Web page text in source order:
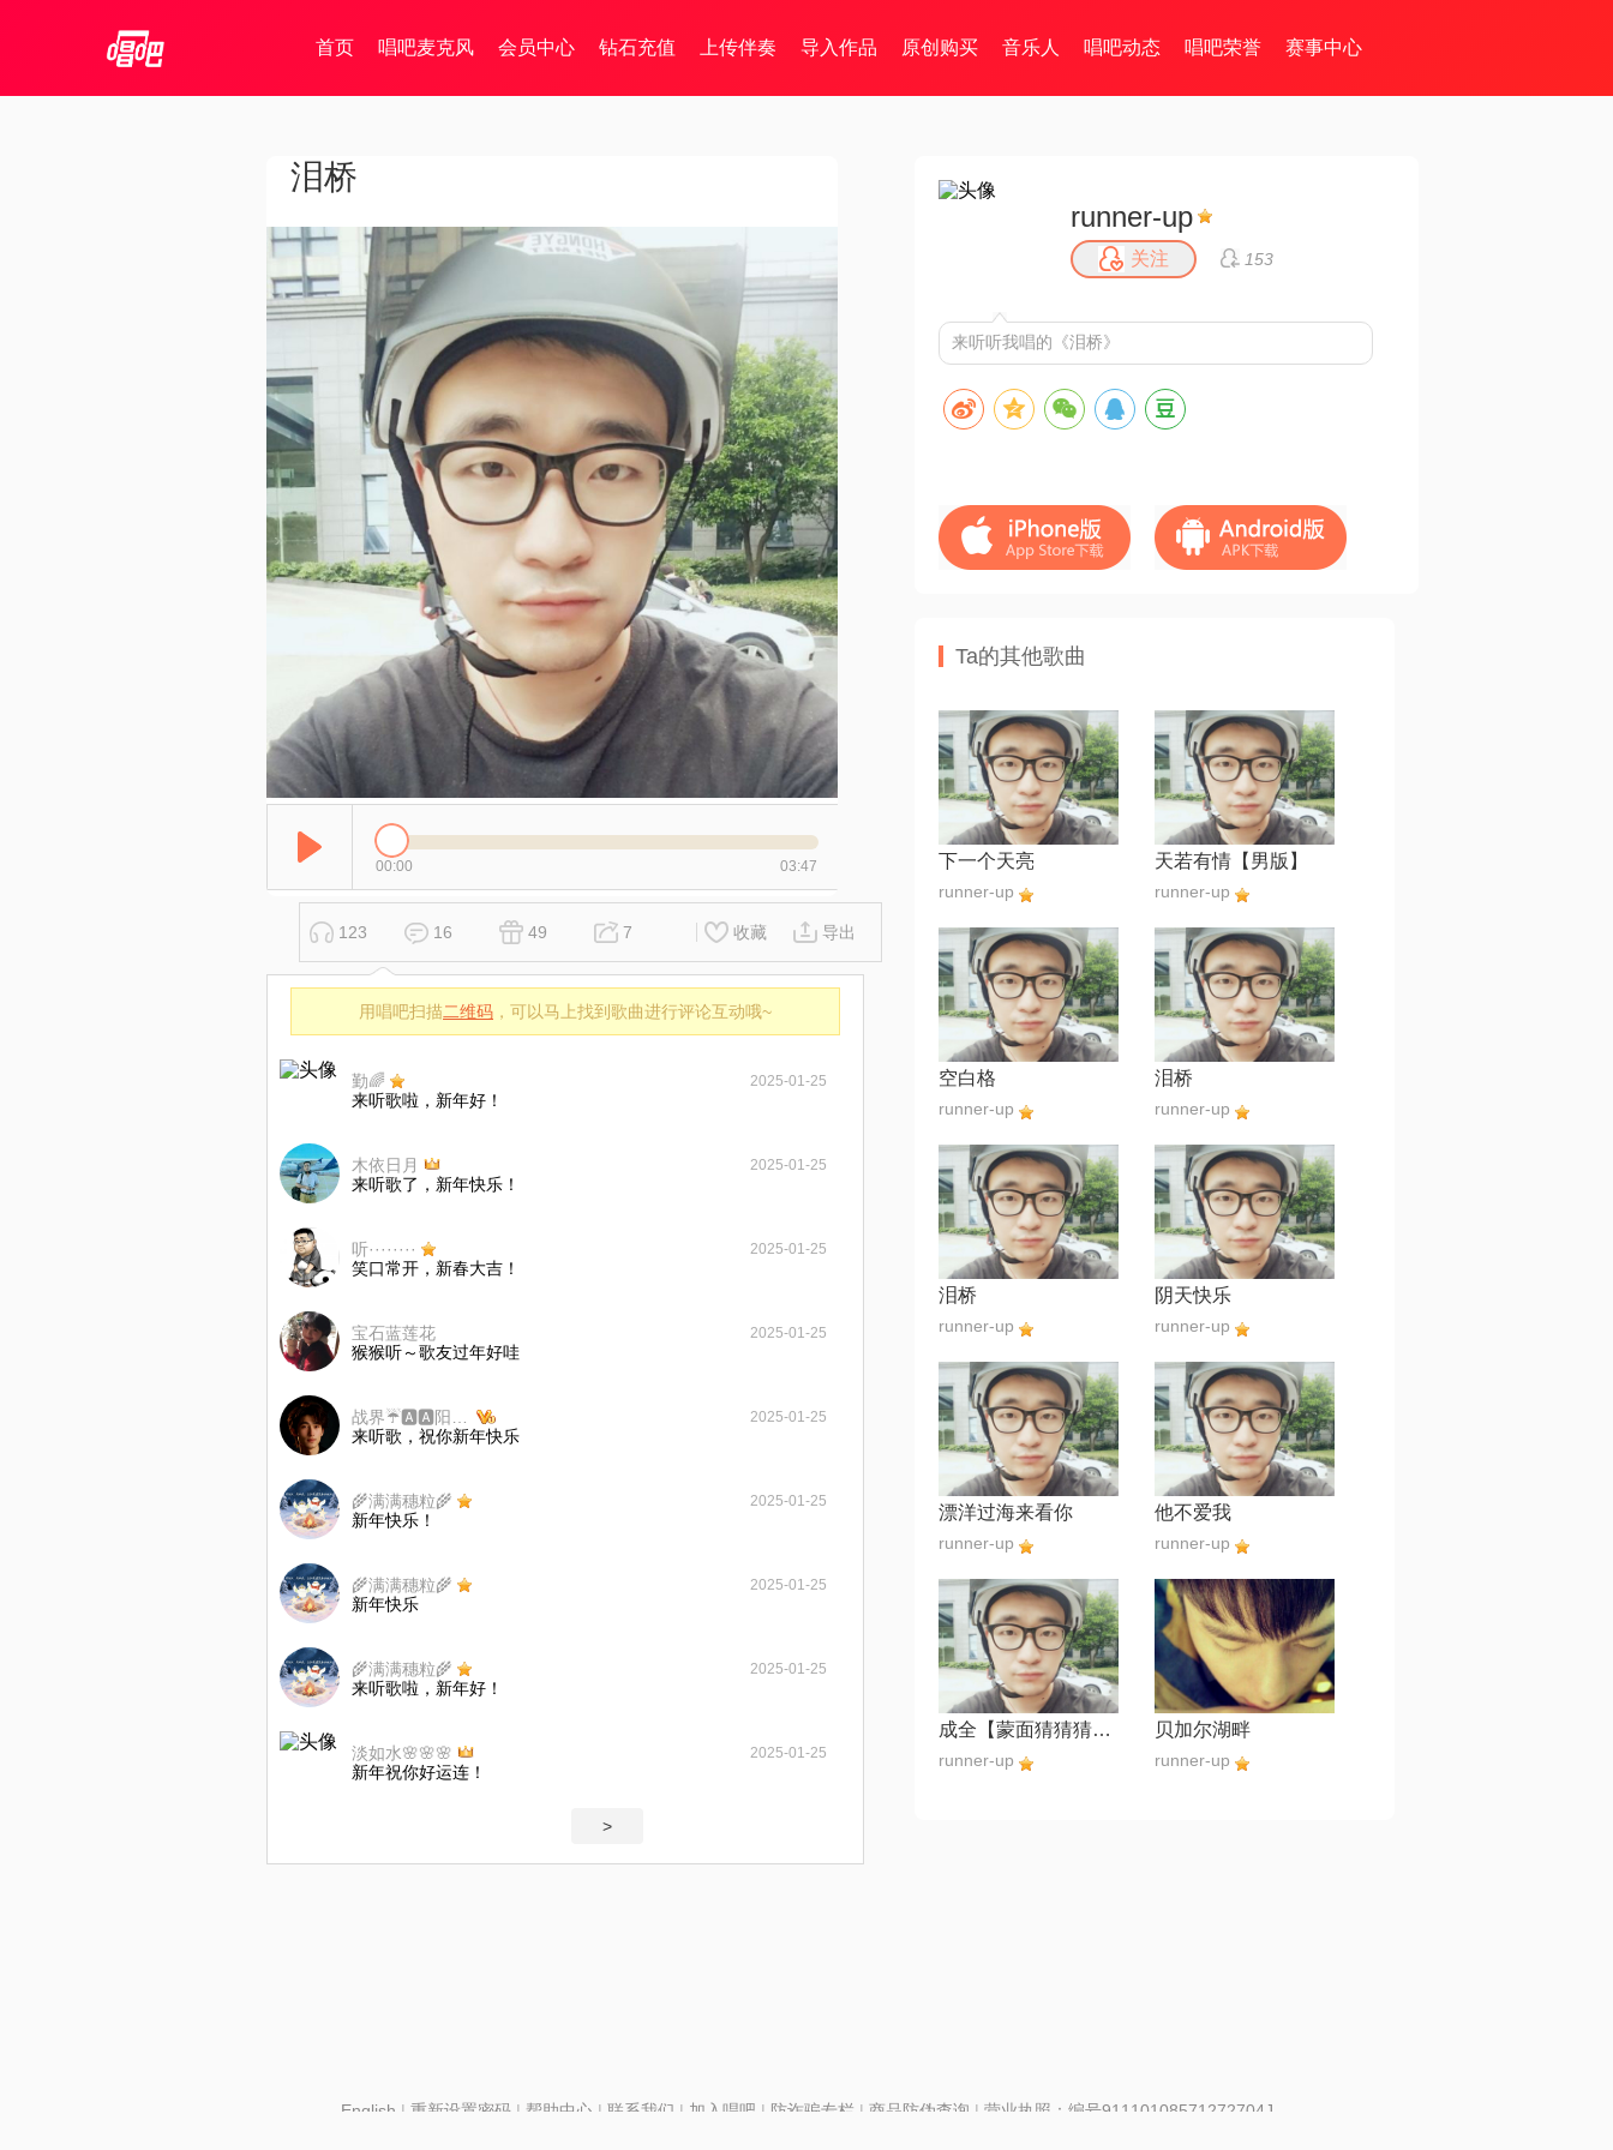
首页 唱吧麦克风 会员中心 钻石充值 上传伴奏 导入作品 原创购买 音乐人 唱吧动态 唱吧荣誉 赛事中心
泪桥
00:00 03:47
123 16 49 7 收藏 导出
用唱吧扫描二维码 ，可以马上找到歌曲进行评论互动哦~
勤🌈 2025-01-25
来听歌啦，新年好！
木依日月 2025-01-25
来听歌了，新年快乐！
听········ 2025-01-25
笑口常开，新春大吉！
宝石蓝莲花 2025-01-25
猴猴听～歌友过年好哇
2025-01-25
来听歌，祝你新年快乐
🌾满满穗粒🌾 2025-01-25
新年快乐！
🌾满满穗粒🌾 2025-01-25
新年快乐
🌾满满穗粒🌾 2025-01-25
来听歌啦，新年好！
淡如水🌸🌸🌸 2025-01-25
新年祝你好运连！
>
runner-up
关注 153
来听听我唱的《泪桥》
Ta的其他歌曲
下一个天亮
runner-up
天若有情【男版】
runner-up
空白格
runner-up
泪桥
runner-up
泪桥
runner-up
阴天快乐
runner-up
漂洋过海来看你
runner-up
他不爱我
runner-up
成全【蒙面猜猜猜第一期】
runner-up
贝加尔湖畔
runner-up
English | 重新设置密码| 帮助中心 | 联系我们 | 加入唱吧 | 防诈骗专栏 | 商品防伪查询 | 营业执照：编号91110108571272704J